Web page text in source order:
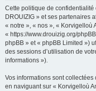
Cette politique de
DROUIZIG » et ses partenaires
« notre », « nos », « Korvigelloù
« https://www.drouizig.org/
phpBB » et « phpBB Limited »)
des sessions d’utilisation de
informations »).
Vos informations sont
en naviguant sur « Korvigelloù